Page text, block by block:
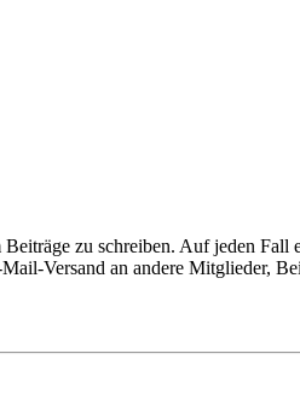
zu schreiben. Auf jeden Fall
Versand an andere Mitglieder,